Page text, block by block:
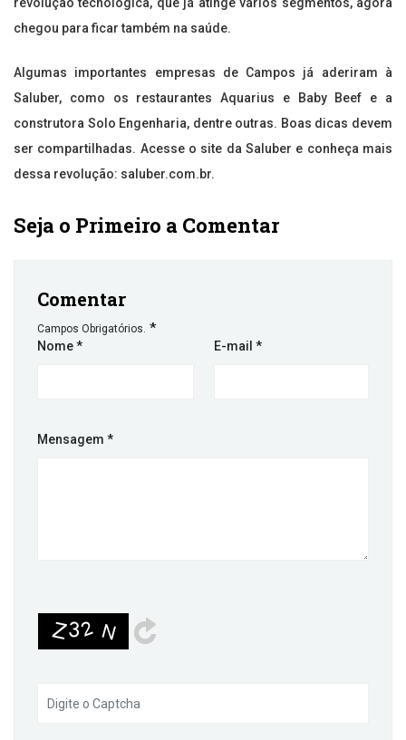
chegou para ficar também na saúde.
Algumas importantes empresas de Campos já aderiram à
Saluber, como os restaurantes Aquarius e Baby Beef e a
construtora Solo Engenharia, dentre outras. Boas dicas devem
ser compartilhadas. Acesse o site da Saluber e conheça mais
dessa revolução: saluber.com.br.
Seja o Primeiro a Comentar
Comentar
Campos Obrigatórios. *
Nome* E-mail *
Mensagem *